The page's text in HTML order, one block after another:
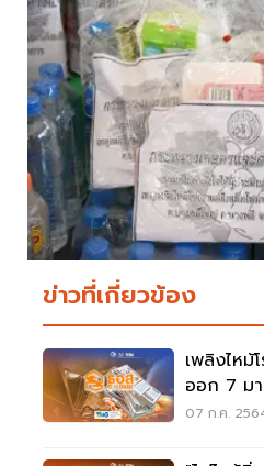
ข่าวที่เกี่ยวข้อง
เพลิงไหม้
ออก 7 ม
เช็คด่วน
07 ก.ค.